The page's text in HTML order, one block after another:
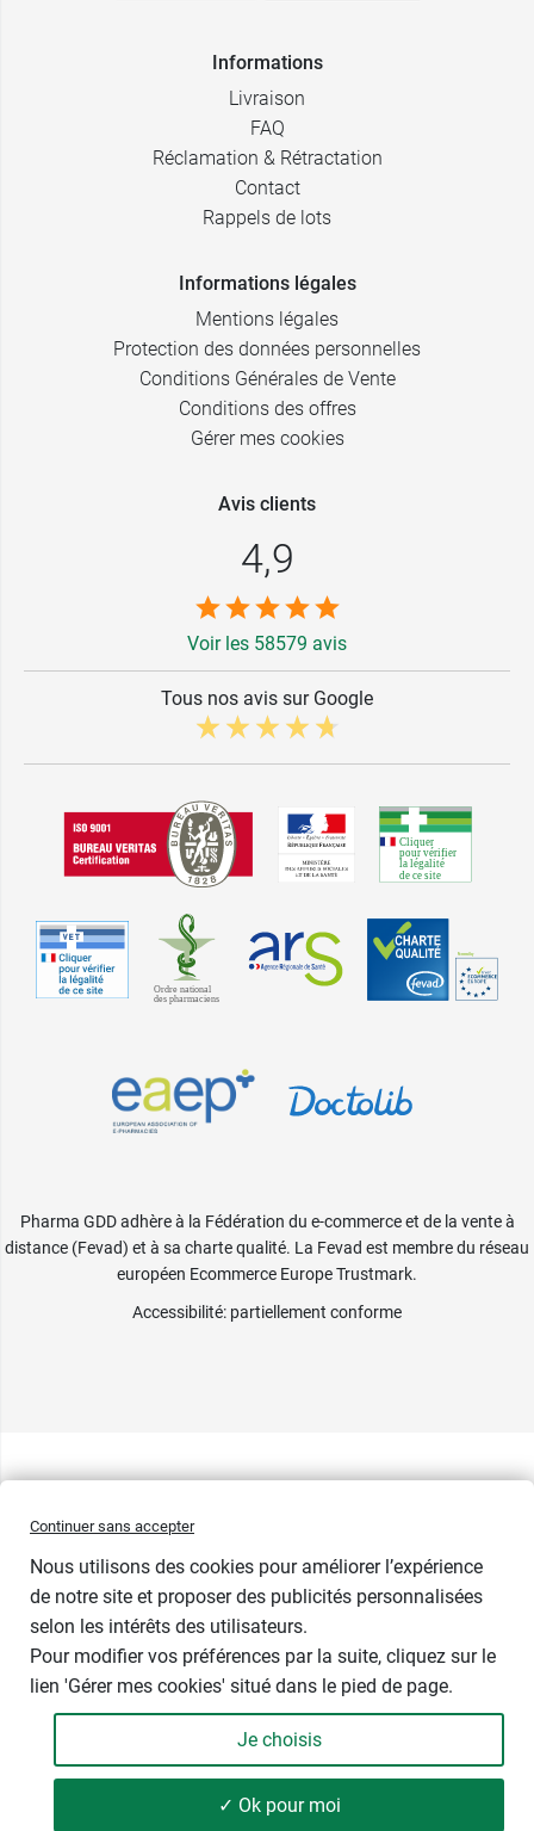
- +
2,59 €
Informations
Livraison
FAQ
Réclamation & Rétractation
Contact
Rappels de lots
Informations légales
Mentions légales
Protection des données personnelles
Conditions Générales de Vente
Conditions des offres
Gérer mes cookies
Avis clients
4,9
Voir les 58579 avis
Tous nos avis sur Google
Pharma GDD adhère à la Fédération du e-commerce et de la vente à
distance (Fevad) et à sa charte qualité. La Fevad est membre du réseau
européen Ecommerce Europe Trustmark.
Accessibilité: partiellement conforme
Continuer sans accepter
Nous utilisons des cookies pour améliorer l’expérience
de notre site et proposer des publicités personnalisées
selon les intérêts des utilisateurs.
Pour modifier vos préférences par la suite, cliquez sur le
lien 'Gérer mes cookies' situé dans le pied de page.
Je choisis
✓ Ok pour moi